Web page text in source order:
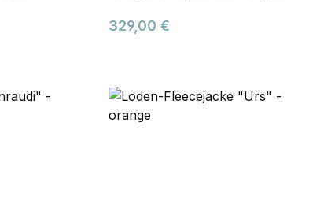
Regulärer Preis:
329,00 €